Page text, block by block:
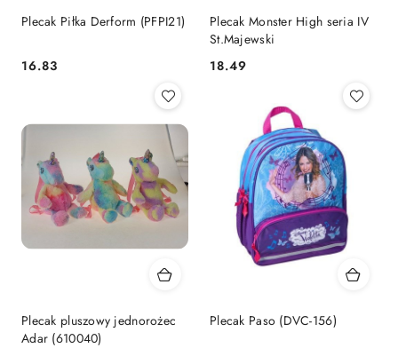
Plecak Piłka Derform (PFPI21)
Cena:
16.83
Plecak Monster High seria IV
St.Majewski
Cena:
18.49
Plecak pluszowy jednorożec
Adar (610040)
Plecak Paso (DVC-156)